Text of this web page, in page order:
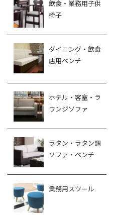
飲食・業務用子供
椅子
ダイニング・飲食
店用ベンチ
ホテル・客室・ラ
ウンジソファ
ラタン・ラタン調
ソファ・ベンチ
業務用スツール